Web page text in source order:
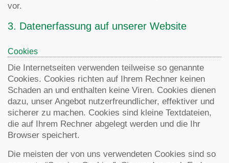
vor.
3. Datenerfassung auf unserer Website
Cookies
Die Internetseiten verwenden teilweise so genannte
Cookies. Cookies richten auf Ihrem Rechner keinen
Schaden an und enthalten keine Viren. Cookies dienen
dazu, unser Angebot nutzerfreundlicher, effektiver und
sicherer zu machen. Cookies sind kleine Textdateien,
die auf Ihrem Rechner abgelegt werden und die Ihr
Browser speichert.
Die meisten der von uns verwendeten Cookies sind so